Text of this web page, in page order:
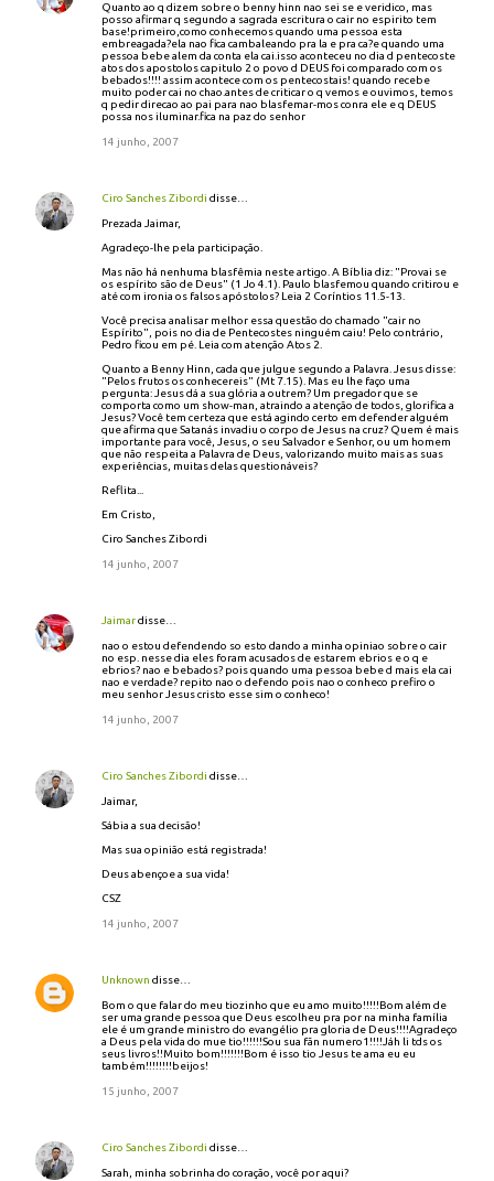
Quanto ao q dizem sobre o benny hinn nao sei se e veridico, mas
posso afirmar q segundo a sagrada escritura o cair no espirito tem
base!primeiro,como conhecemos quando uma pessoa esta
embreagada?ela nao fica cambaleando pra la e pra ca?e quando uma
pessoa bebe alem da conta ela cai.isso aconteceu no dia d pentecoste
atos dos apostolos capitulo 2 o povo d DEUS foi comparado com os
bebados!!!! assim acontece com os pentecostais! quando recebe
muito poder cai no chao.antes de criticar o q vemos e ouvimos, temos
q pedir direcao ao pai para nao blasfemar-mos conra ele e q DEUS
possa nos iluminar.fica na paz do senhor
14 junho, 2007
Ciro Sanches Zibordi disse…
Prezada Jaimar,
Agradeço-lhe pela participação.
Mas não há nenhuma blasfêmia neste artigo. A Bíblia diz: "Provai se
os espírito são de Deus" (1 Jo 4.1). Paulo blasfemou quando critirou e
até com ironia os falsos apóstolos? Leia 2 Coríntios 11.5-13.
Você precisa analisar melhor essa questão do chamado "cair no
Espírito", pois no dia de Pentecostes ninguém caiu! Pelo contrário,
Pedro ficou em pé. Leia com atenção Atos 2.
Quanto a Benny Hinn, cada que julgue segundo a Palavra. Jesus disse:
"Pelos frutos os conhecereis" (Mt 7.15). Mas eu lhe faço uma
pergunta: Jesus dá a sua glória a outrem? Um pregador que se
comporta como um show-man, atraindo a atenção de todos, glorifica a
Jesus? Você tem certeza que está agindo certo em defender alguém
que afirma que Satanás invadiu o corpo de Jesus na cruz? Quem é mais
importante para você, Jesus, o seu Salvador e Senhor, ou um homem
que não respeita a Palavra de Deus, valorizando muito mais as suas
experiências, muitas delas questionáveis?
Reflita...
Em Cristo,
Ciro Sanches Zibordi
14 junho, 2007
Jaimardisse…
nao o estou defendendo so esto dando a minha opiniao sobre o cair
no esp. nesse dia eles foram acusados de estarem ebrios e o q e
ebrios? nao e bebados? pois quando uma pessoa bebe d mais ela cai
nao e verdade? repito nao o defendo pois nao o conheco prefiro o
meu senhor Jesus cristo esse sim o conheco!
14 junho, 2007
Ciro Sanches Zibordi disse…
Jaimar,
Sábia a sua decisão!
Mas sua opinião está registrada!
Deus abençoe a sua vida!
CSZ
14 junho, 2007
Unknown disse…
Bom o que falar do meu tiozinho que eu amo muito!!!!!Bom além de
ser uma grande pessoa que Deus escolheu pra por na minha família
ele é um grande ministro do evangélio pra gloria de Deus!!!!Agradeço
a Deus pela vida do mue tio!!!!!!Sou sua fãn numero1!!!!Jáh li tds os
seus livros!!Muito bom!!!!!!!Bom é isso tio Jesus te ama eu eu
também!!!!!!!!beijos!
15 junho, 2007
Ciro Sanches Zibordi disse…
Sarah, minha sobrinha do coração, você por aqui?